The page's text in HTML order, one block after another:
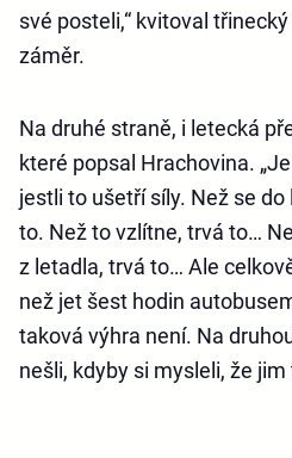
své posteli,“ kvitoval
záměr.
Na druhé straně, i letecká
které popsal Hrachovina.
jestli to ušetří síly. Než se
to. Než to vzlítne, trvá to…
z letadla, trvá to… Ale
než jet šest hodin
taková výhra není. Na
nešli, kdyby si mysleli, že